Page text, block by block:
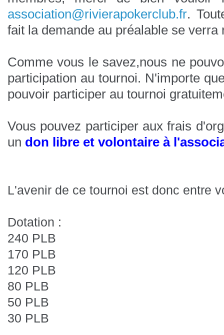
association@rivierapokerclub.fr.
fait la demande au préalable se verra
Comme vous le savez,nous ne
participation au tournoi. N'importe
pouvoir participer au tournoi
Vous pouvez participer aux frais
un don libre et volontaire à
L'avenir de ce tournoi est donc entre
Dotation :
240 PLB
170 PLB
120 PLB
80 PLB
50 PLB
30 PLB